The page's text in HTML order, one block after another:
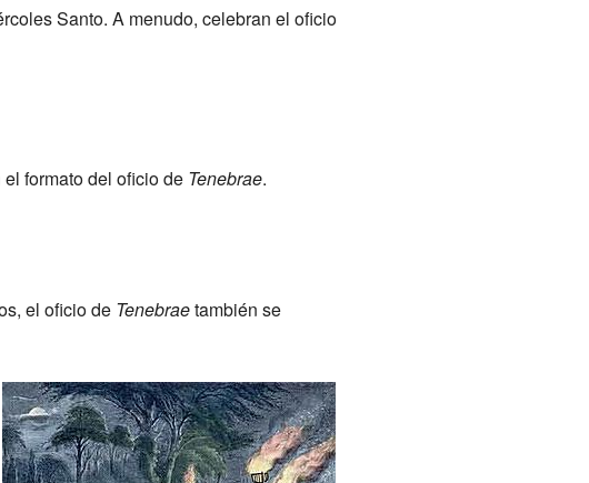
Santo. A menudo, celebran el oficio
formato del oficio de Tenebrae.
el oficio de Tenebraetambién se